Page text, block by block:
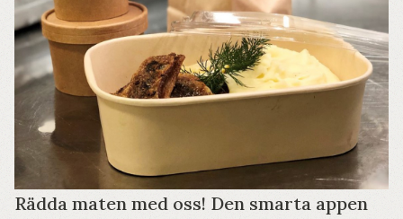
Rädda maten med oss! Den smarta appen